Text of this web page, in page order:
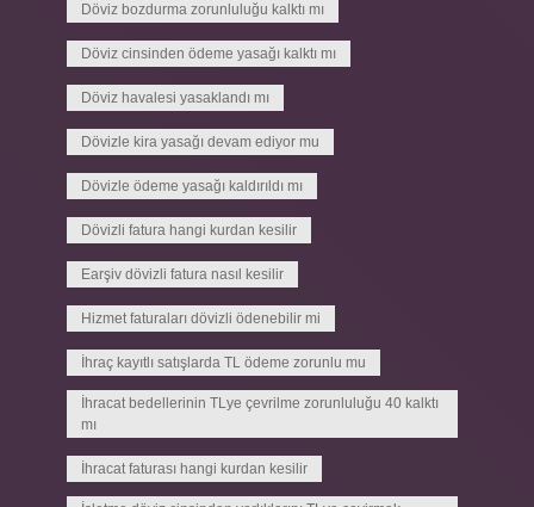
Döviz bozdurma zorunluluğu kalktı mı
Döviz cinsinden ödeme yasağı kalktı mı
Döviz havalesi yasaklandı mı
Dövizle kira yasağı devam ediyor mu
Dövizle ödeme yasağı kaldırıldı mı
Dövizli fatura hangi kurdan kesilir
Earşiv dövizli fatura nasıl kesilir
Hizmet faturaları dövizli ödenebilir mi
İhraç kayıtlı satışlarda TL ödeme zorunlu mu
İhracat bedellerinin TLye çevrilme zorunluluğu 40 kalktı
mı
İhracat faturası hangi kurdan kesilir